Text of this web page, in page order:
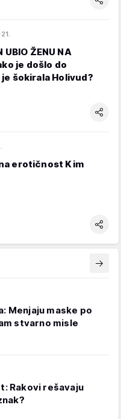
UBIO ŽENU NA
je došlo do
šokirala Holivud?
erotičnost Kim
Menjaju maske po
stvarno misle
Rakovi rešavaju